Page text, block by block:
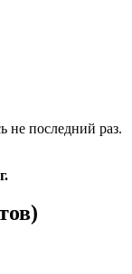
не последний раз.